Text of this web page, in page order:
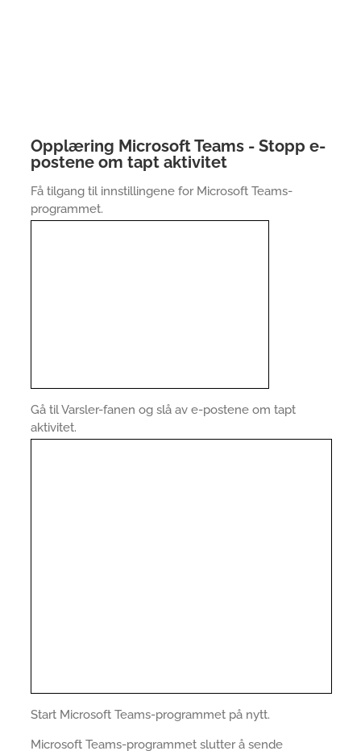
Opplæring Microsoft Teams - Stopp e-
postene om tapt aktivitet
Få tilgang til innstillingene for Microsoft Teams-
programmet.
Gå til Varsler-fanen og slå av e-postene om tapt
aktivitet.
Start Microsoft Teams-programmet på nytt.
Microsoft Teams-programmet slutter å sende